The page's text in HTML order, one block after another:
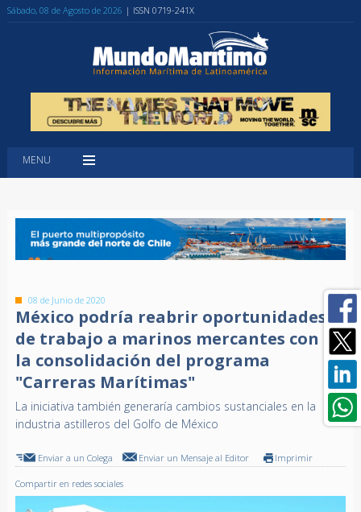
Sábado, 08 de Agosto de 2026 | ISSN 0719-241X
MENU
08 de Junio de 2020
México podría reabrir oportunidades
de trabajo a marinos mercantes con
la consolidación del programa
"Carreras Marítimas"
La iniciativa también generaría cambios sustanciales en la
industria astilleros del Golfo de México
Enviar a un Colega Enviar un Mensaje al Editor Imprimir
Compartir en redes sociales